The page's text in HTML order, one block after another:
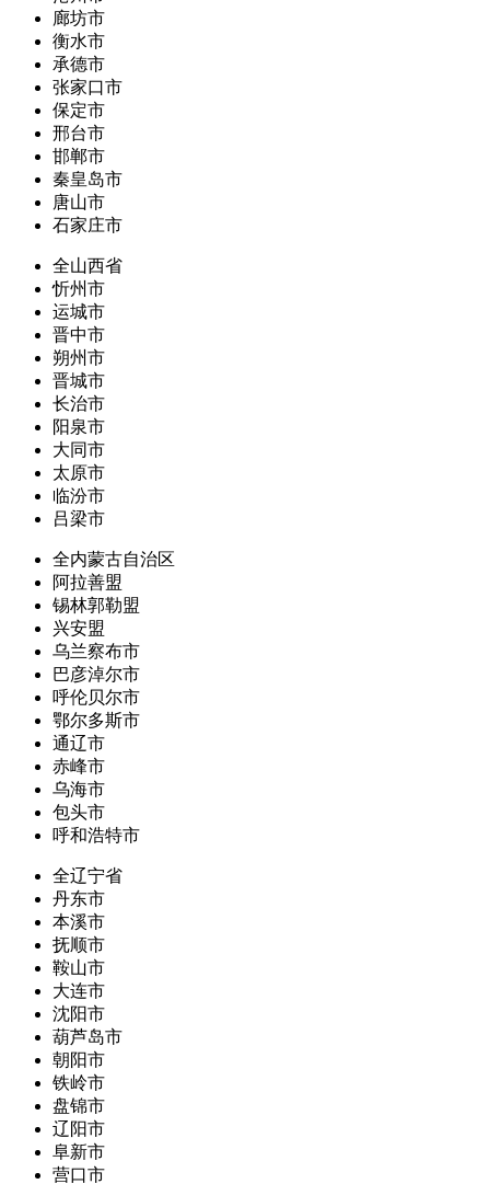
廊坊市
衡水市
承德市
张家口市
保定市
邢台市
邯郸市
秦皇岛市
唐山市
石家庄市
全山西省
忻州市
运城市
晋中市
朔州市
晋城市
长治市
阳泉市
大同市
太原市
临汾市
吕梁市
全内蒙古自治区
阿拉善盟
锡林郭勒盟
兴安盟
乌兰察布市
巴彦淖尔市
呼伦贝尔市
鄂尔多斯市
通辽市
赤峰市
乌海市
包头市
呼和浩特市
全辽宁省
丹东市
本溪市
抚顺市
鞍山市
大连市
沈阳市
葫芦岛市
朝阳市
铁岭市
盘锦市
辽阳市
阜新市
营口市